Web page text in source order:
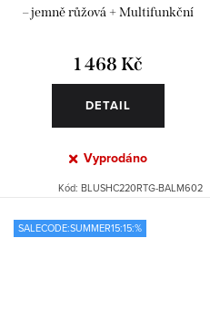
– jemně růžová + Multifunkční
1 468 Kč
DETAIL
Vyprodáno
Kód: BLUSHC220RTG-BALM602
SALECODE:SUMMER15:15:%